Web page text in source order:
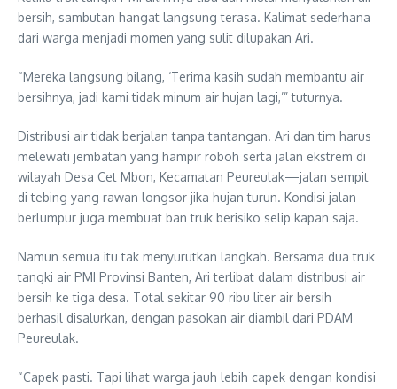
bersih, sambutan hangat langsung terasa. Kalimat sederhana
dari warga menjadi momen yang sulit dilupakan Ari.
“Mereka langsung bilang, ‘Terima kasih sudah membantu air
bersihnya, jadi kami tidak minum air hujan lagi,’” tuturnya.
Distribusi air tidak berjalan tanpa tantangan. Ari dan tim harus
melewati jembatan yang hampir roboh serta jalan ekstrem di
wilayah Desa Cet Mbon, Kecamatan Peureulak—jalan sempit
di tebing yang rawan longsor jika hujan turun. Kondisi jalan
berlumpur juga membuat ban truk berisiko selip kapan saja.
Namun semua itu tak menyurutkan langkah. Bersama dua truk
tangki air PMI Provinsi Banten, Ari terlibat dalam distribusi air
bersih ke tiga desa. Total sekitar 90 ribu liter air bersih
berhasil disalurkan, dengan pasokan air diambil dari PDAM
Peureulak.
“Capek pasti. Tapi lihat warga jauh lebih capek dengan kondisi